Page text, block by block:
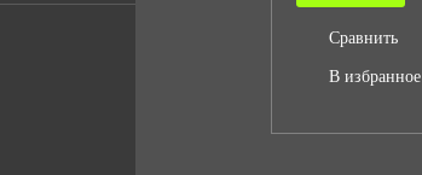
Сравнить
В избранное